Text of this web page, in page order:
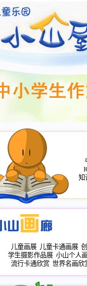
知
儿童画展 儿童卡通画展
学生摄影作品展 小山个人
流行卡通欣赏 世界名画欣